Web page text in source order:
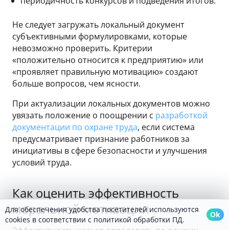
Не следует загружать локальный документ
субъективными формулировками, которые
невозможно проверить. Критерии
«положительно относится к предприятию» или
«проявляет правильную мотивацию» создают
больше вопросов, чем ясности.
При актуализации локальных документов можно
увязать положение о поощрении с разработкой
документации по охране труда, если система
предусматривает признание работников за
инициативы в сфере безопасности и улучшения
условий труда.
Как оценить эффективность
моральной мотивации
Для обеспечения удобства посетителей используются
cookies в соответствии с политикой обработки ПД.
Ok